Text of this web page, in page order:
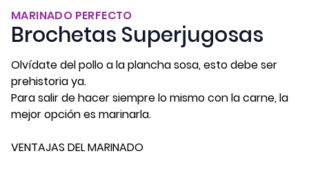
MARINADO PERFECTO
Brochetas Superjugosas
Olvídate del pollo a la plancha sosa, esto debe ser
prehistoria ya.
Para salir de hacer siempre lo mismo con la carne, la
mejor opción es marinarla.
VENTAJAS DEL MARINADO